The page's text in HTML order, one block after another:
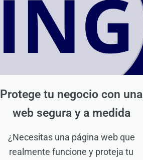
Protege tu negocio con una
web segura y a medida
¿Necesitas una página web que
realmente funcione y proteja tu